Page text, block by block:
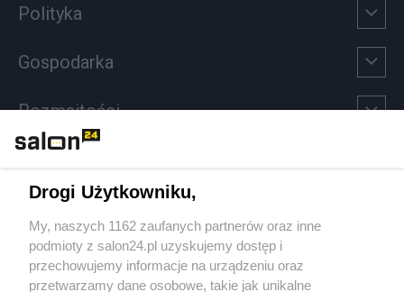
Polityka
Gospodarka
Rozmaitości
Sport
Społeczeństwo
Drogi Użytkowniku,
My, naszych 1162 zaufanych partnerów oraz inne
podmioty z salon24.pl uzyskujemy dostęp i
przechowujemy informacje na urządzeniu oraz
przetwarzamy dane osobowe, takie jak unikalne